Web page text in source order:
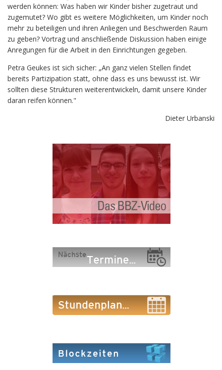
werden können: Was haben wir Kinder bisher zugetraut und
zugemutet? Wo gibt es weitere Möglichkeiten, um Kinder noch
mehr zu beteiligen und ihren Anliegen und Beschwerden Raum
zu geben? Vortrag und anschließende Diskussion haben einige
Anregungen für die Arbeit in den Einrichtungen gegeben.
Petra Geukes ist sich sicher: „An ganz vielen Stellen findet
bereits Partizipation statt, ohne dass es uns bewusst ist. Wir
sollten diese Strukturen weiterentwickeln, damit unsere Kinder
daran reifen können."
Dieter Urbanski